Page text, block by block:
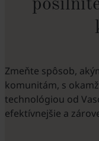
Zmeňte spôsob,
komunitám, s
technológiou od
efektívnejšie a